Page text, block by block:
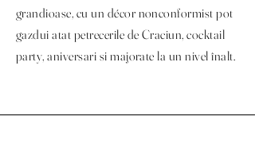
grandioase, cu un décor nonconformist pot
gazdui atat petrecerile de Craciun, cocktail
party, aniversari si majorate la un nivel înalt.